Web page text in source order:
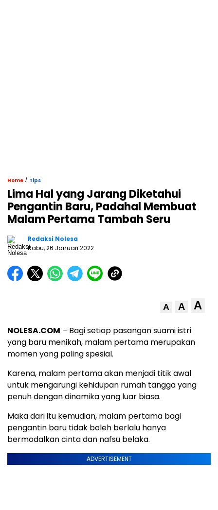
Home / Tips
Lima Hal yang Jarang Diketahui
Pengantin Baru, Padahal Membuat
Malam Pertama Tambah Seru
Redaksi Nolesa
Rabu, 26 Januari 2022
A A A
NOLESA.COM – Bagi setiap pasangan suami istri
yang baru menikah, malam pertama merupakan
momen yang paling spesial.
Karena, malam pertama akan menjadi titik awal
untuk mengarungi kehidupan rumah tangga yang
penuh dengan dinamika yang luar biasa.
Maka dari itu kemudian, malam pertama bagi
pengantin baru tidak boleh berlalu hanya
bermodalkan cinta dan nafsu belaka.
ADVERTISEMENT